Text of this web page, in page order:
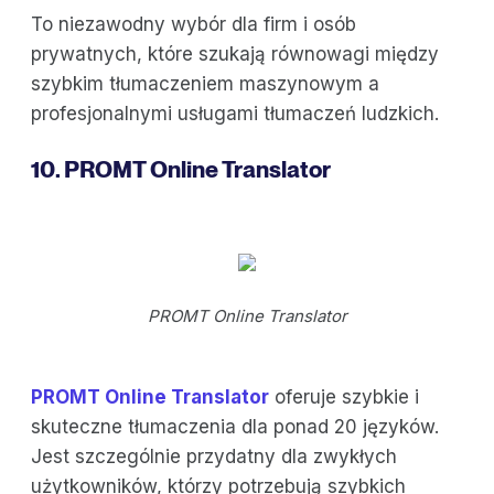
To niezawodny wybór dla firm i osób
prywatnych, które szukają równowagi między
szybkim tłumaczeniem maszynowym a
profesjonalnymi usługami tłumaczeń ludzkich.
10. PROMT Online Translator
PROMT Online Translator
PROMT Online Translator oferuje szybkie i
skuteczne tłumaczenia dla ponad 20 języków.
Jest szczególnie przydatny dla zwykłych
użytkowników, którzy potrzebują szybkich